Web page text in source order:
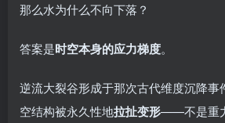
那么水为什么不向下落？
答案是时空本身的应力梯度。
逆流大裂谷形成于那次古代维度沉降事
空结构被永久性地拉扯变形——不是重